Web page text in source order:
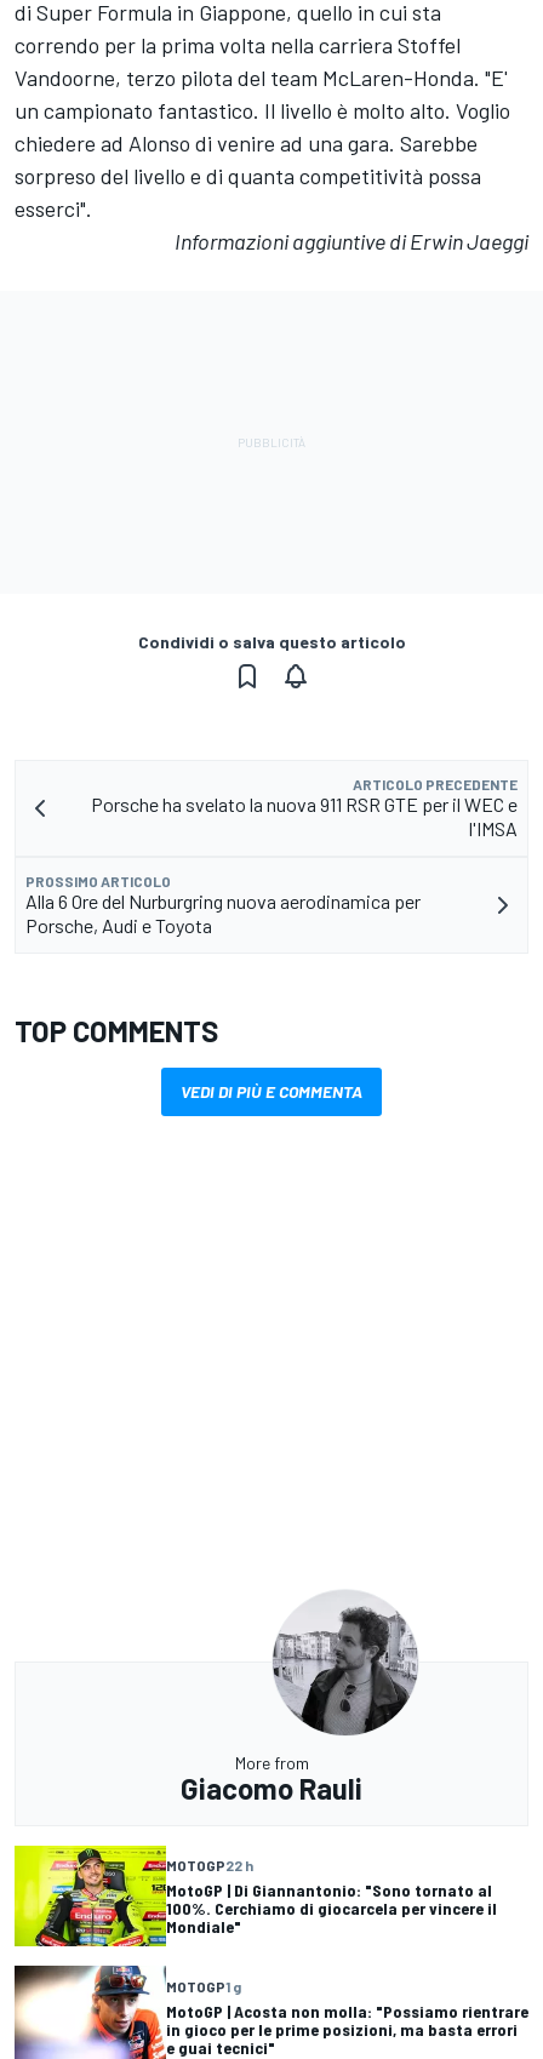
di Super Formula in Giappone, quello in cui sta
correndo per la prima volta nella carriera Stoffel
Vandoorne, terzo pilota del team McLaren-Honda. "E'
un campionato fantastico. Il livello è molto alto. Voglio
chiedere ad Alonso di venire ad una gara. Sarebbe
sorpreso del livello e di quanta competitività possa
esserci".
Informazioni aggiuntive di Erwin Jaeggi
Condividi o salva questo articolo
ARTICOLO PRECEDENTE
Porsche ha svelato la nuova 911 RSR GTE per il WEC e
l'IMSA
PROSSIMO ARTICOLO
Alla 6 Ore del Nurburgring nuova aerodinamica per
Porsche, Audi e Toyota
TOP COMMENTS
VEDI DI PIÙ E COMMENTA
More from
Giacomo Rauli
MOTOGP22 h
MotoGP | Di Giannantonio: "Sono tornato al
100%. Cerchiamo di giocarcela per vincere il
Mondiale"
MOTOGP1 g
MotoGP | Acosta non molla: "Possiamo rientrare
in gioco per le prime posizioni, ma basta errori
e guai tecnici"